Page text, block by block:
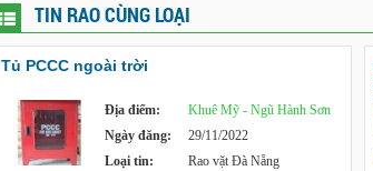
TIN RAO CÙNG LOẠI
Tủ PCCC ngoài trời
Địa điểm:
Khuê Mỹ - Ngũ Hành Sơn
Ngày đăng:
29/11/2022
Loại tin:
Rao vặt Đà Nẵng